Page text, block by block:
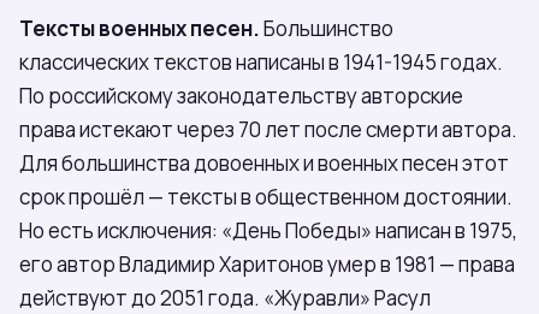
Тексты военных песен.Большинство
классических текстов написаны в 1941-1945 годах.
По российскому законодательству авторские
права истекают через 70 лет после смерти автора.
Для большинства довоенных и военных песен этот
срок прошёл — тексты в общественном достоянии.
Но есть исключения: «День Победы» написан в 1975,
его автор Владимир Харитонов умер в 1981 — права
действуют до 2051 года. «Журавли» Расул